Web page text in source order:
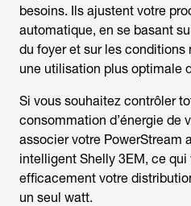
besoins. Ils ajustent votre
automatique, en se basant
du foyer et sur les conditions
une utilisation plus optimale
Si vous souhaitez contrôler
consommation d’énergie de
associer votre PowerStream
intelligent Shelly 3EM, ce qui
efficacement votre
un seul watt.